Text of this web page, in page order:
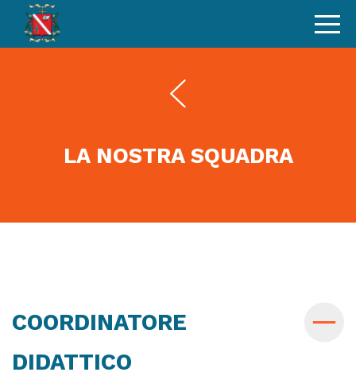
LA NOSTRA SQUADRA
COORDINATORE
DIDATTICO